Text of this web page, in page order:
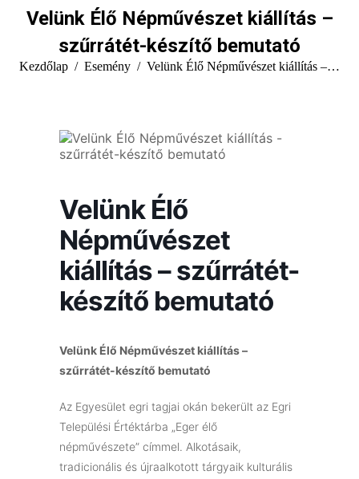
Velünk Élő Népművészet kiállítás –
szűrrátét-készítő bemutató
You are here:
Kezdőlap Esemény Velünk Élő Népművészet kiállítás –…
Velünk Élő
Népművészet
kiállítás – szűrrátét-
készítő bemutató
Velünk Élő Népművészet kiállítás –
szűrrátét-készítő bemutató
Az Egyesület egri tagjai okán bekerült az Egri
Települési Értéktárba „Eger élő
népművészete” címmel. Alkotásaik,
tradicionális és újraalkotott tárgyaik kulturális